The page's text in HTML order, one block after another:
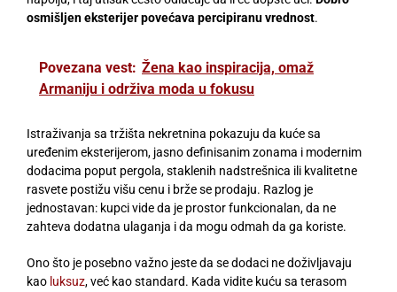
osmišljen eksterijer povećava percipiranu vrednost.
Povezana vest: Žena kao inspiracija, omaž
Armaniju i održiva moda u fokusu
Istraživanja sa tržišta nekretnina pokazuju da kuće sa
uređenim eksterijerom, jasno definisanim zonama i modernim
dodacima poput pergola, staklenih nadstrešnica ili kvalitetne
rasvete postižu višu cenu i brže se prodaju. Razlog je
jednostavan: kupci vide da je prostor funkcionalan, da ne
zahteva dodatna ulaganja i da mogu odmah da ga koriste.
Ono što je posebno važno jeste da se dodaci ne doživljavaju
kao luksuz, već kao standard. Kada vidite kuću sa terasom